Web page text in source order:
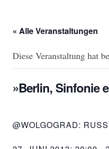
« Alle Veranstaltungen
Diese Veranstaltung hat
»Berlin, Sinfonie
@WOLGOGRAD: